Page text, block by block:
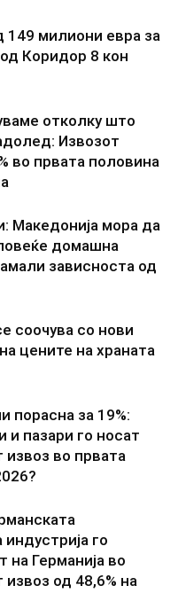
149 милиони евра за
Коридор 8 кон
отколку што
Извозот
во првата половина
Македонија мора да
домашна
зависноста од
соочува со нови
цените на храната
порасна за 19%:
и пазари го носат
во првата
го
на Германија во
од 48,6% на